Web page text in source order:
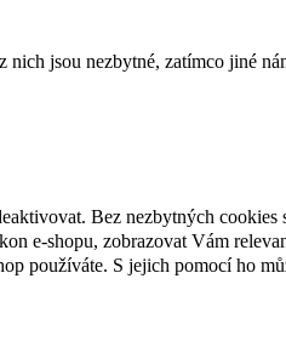
jsou nezbytné, zatímco jiné
Bez nezbytných
e-shopu, zobrazovat Vám
používáte. S jejich pomocí ho